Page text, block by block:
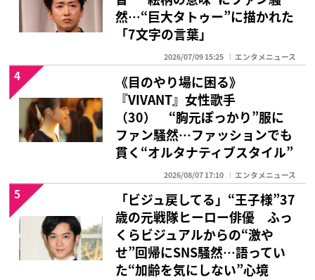
然…“巨大タトゥー”に描かれた
「7文字の言葉」
2026/07/09 15:25 エンタメニュース
《目のやり場に困る》
『VIVANT』女性歌手
（30） “胸元ぽっかり”服に
ファン騒然…ファッションでも
貫く“オルタナティブスタイル”
2026/08/07 17:10 エンタメニュース
4
「ビジュ戻してる」“王子様”37
歳の元戦隊ヒーロー俳優 ふっ
くらビジュアルからの“激や
せ”回帰にSNS騒然…語ってい
た“加齢を気にしない”心境
5